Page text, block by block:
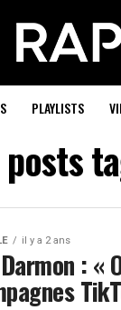
PLAYLISTS
il y a 2 ans
: «